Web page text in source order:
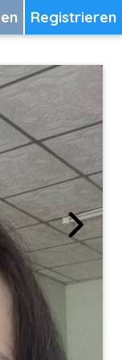
Registrieren